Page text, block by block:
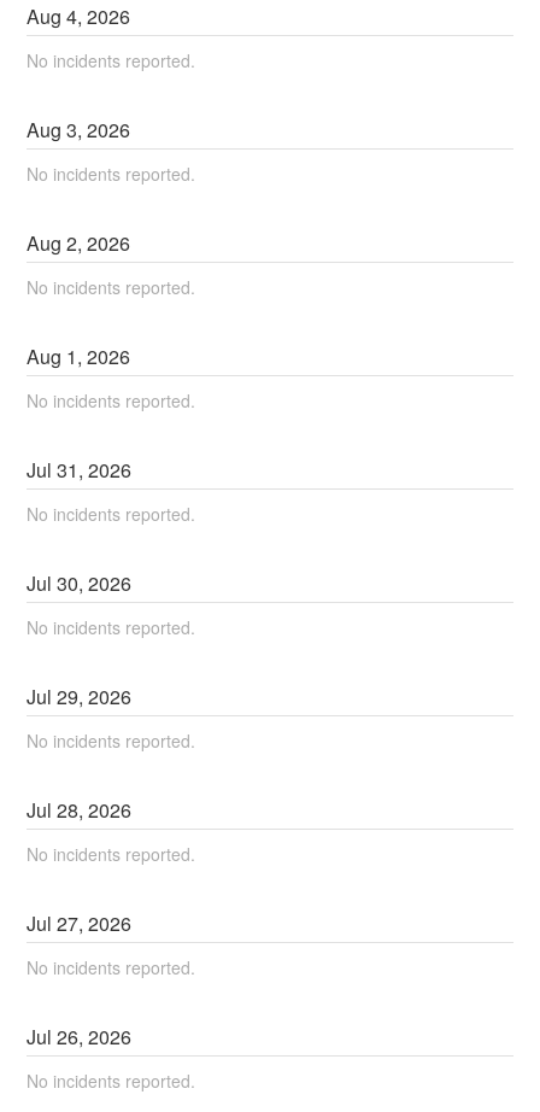
Aug4,2026
No incidents reported.
Aug3,2026
No incidents reported.
Aug2,2026
No incidents reported.
Aug 1,2026
No incidents reported.
Jul31,2026
No incidents reported.
Jul30,2026
No incidents reported.
Jul29,2026
No incidents reported.
Jul28,2026
No incidents reported.
Jul27,2026
No incidents reported.
Jul26,2026
No incidents reported.